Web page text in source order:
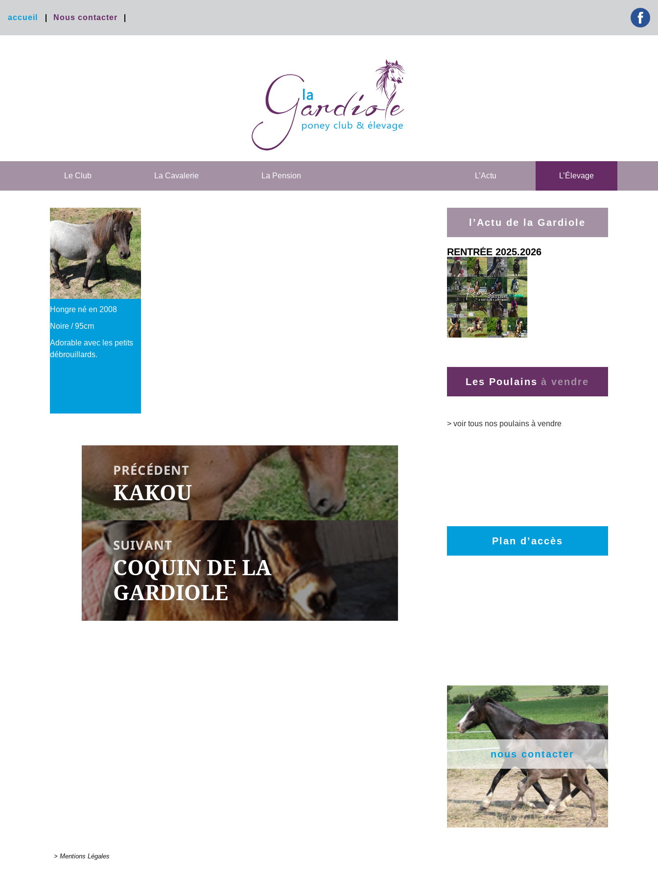
accueil Nous contacter
Le Club La Cavalerie La Pension L’Élevage
L’Actu
Hongre né en 2008
Noire / 95cm
Adorable avec les petits
débrouillards.
L’ARTICLEPRÉCÉDENT
Article
précédent :
KAKOU
SUIVANT
Article
suivant :
COQUIN DE LA
GARDIOLE
l’Actu de la Gardiole
RENTRÉE 2025.2026
Les Poulains
> voir tous nos poulains à vendre
Plan d’accès
nous contacter
> Mentions Légales